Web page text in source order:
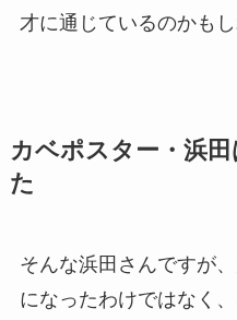
才に通じているのかもし
カベポスター・浜
た
そんな浜田さんですが
になったわけではなく